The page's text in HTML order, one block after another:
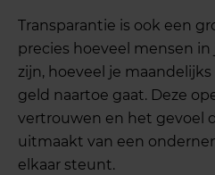
Transparantie is ook een
precies hoeveel mensen
zijn, hoeveel je
geld naartoe gaat. Deze
vertrouwen en het gevoel
uitmaakt van een
elkaar steunt.